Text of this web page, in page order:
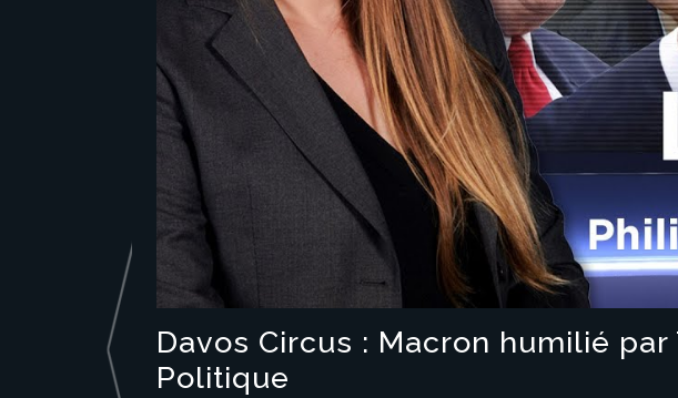
Davos Circus : Macron humilié
Politique